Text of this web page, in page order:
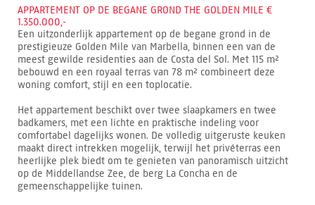
APPARTEMENT OP DE BEGANE GROND THE GOLDEN MILE €
1.350.000,-
Een uitzonderlijk appartement op de begane grond in de
prestigieuze Golden Mile van Marbella, binnen een van de
meest gewilde residenties aan de Costa del Sol. Met 115 m²
bebouwd en een royaal terras van 78 m² combineert deze
woning comfort, stijl en een toplocatie.
Het appartement beschikt over twee slaapkamers en twee
badkamers, met een lichte en praktische indeling voor
comfortabel dagelijks wonen. De volledig uitgeruste keuken
maakt direct intrekken mogelijk, terwijl het privéterras een
heerlijke plek biedt om te genieten van panoramisch uitzicht
op de Middellandse Zee, de berg La Concha en de
gemeenschappelijke tuinen.